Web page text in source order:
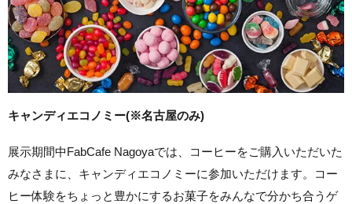
キャンディエコノミー(※名古屋のみ)
展示期間中FabCafe Nagoyaでは、コーヒーをご購入いただいた
みなさまに、キャンディエコノミーに参加いただけます。コー
ヒー体験をちょっと豊かにするお菓子をみんなで分かち合うゲ